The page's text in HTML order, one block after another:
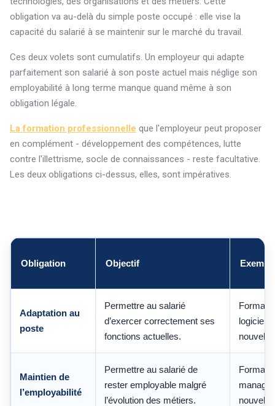
obligation va au-delà du simple poste occupé : elle vise la
capacité du salarié à se maintenir sur le marché du travail.
Ces deux volets sont cumulatifs. Un employeur qui adapte
parfaitement son salarié à son poste actuel mais néglige son
employabilité à long terme manque quand même à son
obligation légale.
La formation professionnelle que l'employeur peut proposer
en complément - développement des compétences, lutte
contre l'illettrisme, socle de connaissances - reste facultative.
Les deux obligations ci-dessus, elles, sont impératives.
Obligation Objectif
Adaptation au
poste
Permettre au salarié
d’exercer correctement ses
fonctions actuelles.
logiciel
nouvelle
Maintien de
l’employabilité
Permettre au salarié de
rester employable malgré
l’évolution des métiers.